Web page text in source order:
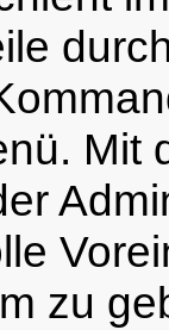
Mit
zu